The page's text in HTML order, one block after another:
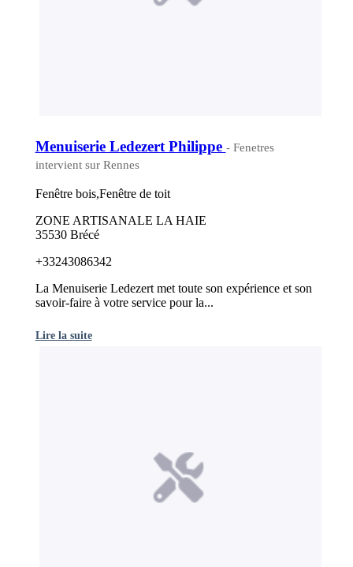
Menuiserie Ledezert Philippe - Fenetres
intervient sur Rennes
Fenêtre bois,Fenêtre de toit
ZONE ARTISANALE LA HAIE
35530 Brécé
+33243086342
La Menuiserie Ledezert met toute son expérience et son
savoir-faire à votre service pour la...
Lire la suite